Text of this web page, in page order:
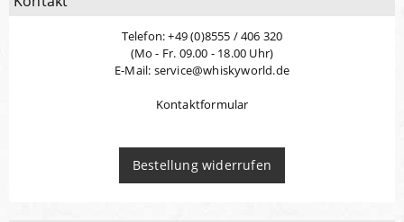
Telefon: +49 (0)8555 / 406 320
(Mo - Fr. 09.00 - 18.00 Uhr)
E-Mail: service@whiskyworld.de
Kontaktformular
Bestellung widerrufen